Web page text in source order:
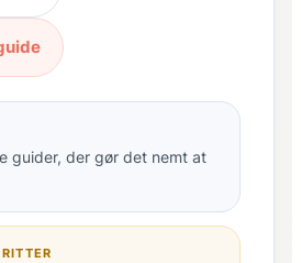
guider, der gør det nemt at